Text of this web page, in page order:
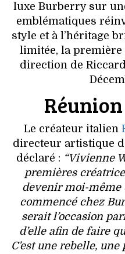
luxe Burberry sur
emblématiques
style et à l’héritage
limitée, la
direction de
Le créateur italien
directeur artistique
déclaré : “Vivienne
premières
devenir moi-même
commencé chez
serait l’occasion
d’elle afin de faire
C’est une rebelle,